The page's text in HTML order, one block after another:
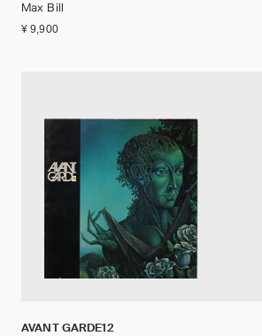
Max Bill
¥ 9,900
AVANT GARDE12